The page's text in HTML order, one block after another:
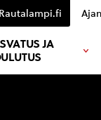
JA